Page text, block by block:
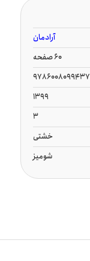
آرادمان
60 صفحه
9786008099437
1399
3
خشتی
شومیز